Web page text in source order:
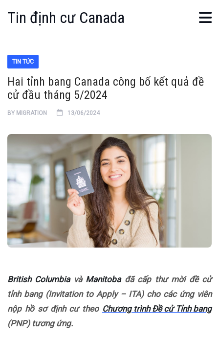
Tin định cư Canada
TIN TỨC
Hai tỉnh bang Canada công bố kết quả đề
cử đầu tháng 5/2024
BY MIGRATION 13/06/2024
British Columbiavà Manitobađã cấp thư mời đề cử
tỉnh bang (Invitation to Apply – ITA) cho các ứng viên
nộp hồ sơ định cư theo Chương trình Đề cử Tỉnh bang
(PNP) tương ứng.